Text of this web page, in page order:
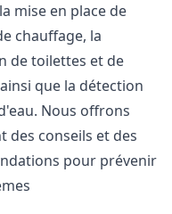
mise en place de
chauffage, la
de toilettes et de
que la détection
Nous offrons
des conseils et des
pour prévenir